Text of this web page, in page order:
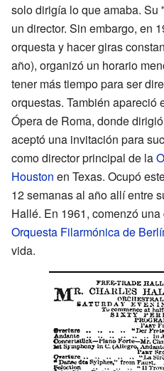
solo dirigía lo que amaba.
un director. Sin embargo, en
orquesta y hacer giras
año), organizó un horario
tener más tiempo para ser
orquestas. También apareció
Ópera de Roma, donde
aceptó una invitación para
como director principal de la
Houston en Texas. Ocupó
12 semanas al año allí entre
Hallé. En 1961, comenzó
Orquesta Filarmónica de
vida.